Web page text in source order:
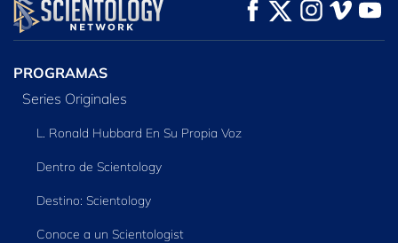
VE
EXPLORA LAS
SERIES
PROGRAMAS
Series Originales
L. Ronald Hubbard En Su Propia Voz
Dentro de Scientology
Destino: Scientology
Conoce a un Scientologist